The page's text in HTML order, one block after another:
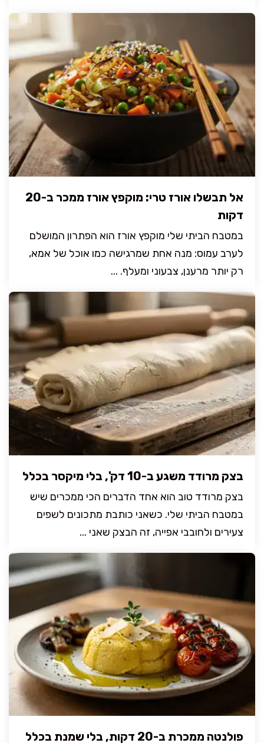
אל תבשלו אורז טרי: מוקפץ אורז ממכר ב-20
דקות
במטבח הביתי שלי מוקפץ אורז הוא הפתרון המושלם
לערב עמוס: מנה אחת שמרגישה כמו אוכל של אמא,
רק יותר מרענן, צבעוני ומעלף. ...
בצק מרודד משגע ב-10 דק', בלי מיקסר בכלל
בצק מרודד טוב הוא אחד הדברים הכי ממכרים שיש
במטבח הביתי שלי. כשאני כותבת מתכונים לשפים
צעירים ולחובבי אפייה, זה הבצק שאני ...
פולנטה ממכרת ב-20 דקות, בלי שמנת בכלל